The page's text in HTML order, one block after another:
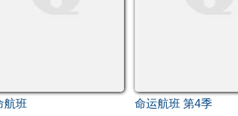
航班 命运航班 第4季